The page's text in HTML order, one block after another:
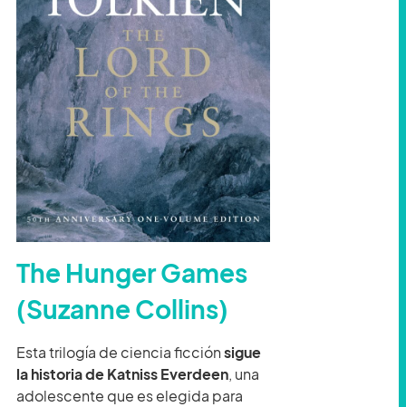
The Hunger Games
(Suzanne Collins)
Esta trilogía de ciencia ficciónsigue
la historia de Katniss Everdeen, una
adolescente que es elegida para